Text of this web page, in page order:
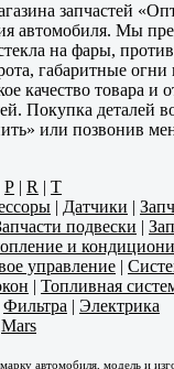
запчастей
автомобиля. Мы
на фары,
габаритные
качество товара и
Покупка деталей
или позвонив
P | R | T
| Датчики |
подвески |
и
управление |
| Топливная
Фильтра | Электрика
Mars
автомобиля, модель и